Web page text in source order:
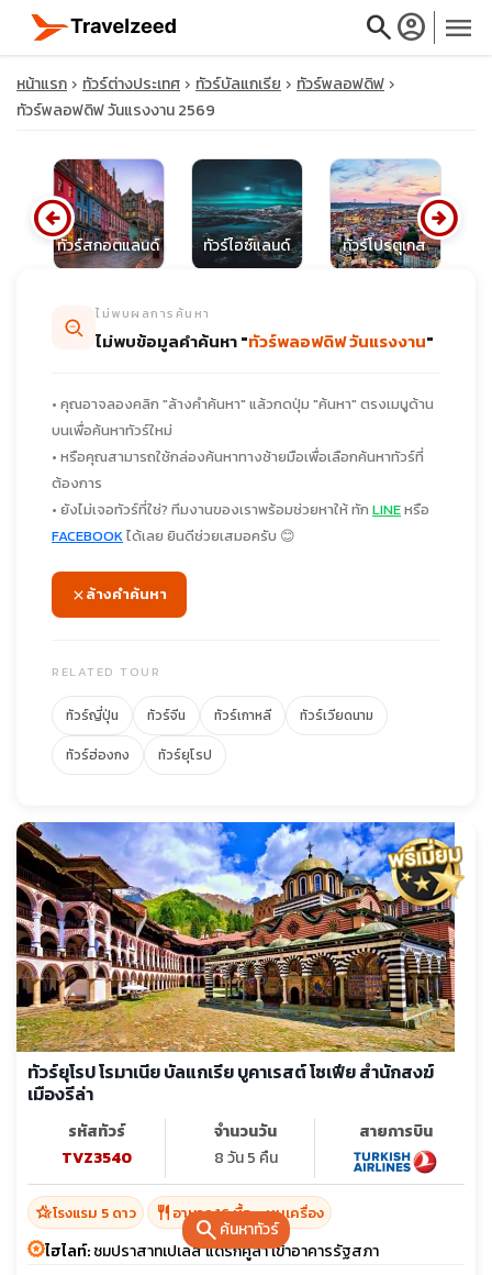
searchaccount_circle menu
close
travel_explore
calendar_month
หน้าแรก ทัวร์ต่างประเทศ ทัวร์บัลแกเรีย
ทัวร์พลอฟดิฟ
ทัวร์พลอฟดิฟ วันแรงงาน 2569
ทัวร์สกอตแลนด์ ทัวร์ไอซ์แลนด์ ทัวร์โปรตุเกส
arrow_circle_left arrow_circle_right
search ค้นหาทัวร์
ไม่พบผลการค้นหา
ไม่พบข้อมูลคำค้นหา "ทัวร์พลอฟดิฟ วันแรงงาน"
• คุณอาจลองคลิก "ล้างคำค้นหา" แล้วกดปุ่ม "ค้นหา" ตรงเมนูด้าน
บนเพื่อค้นหาทัวร์ใหม่
• หรือคุณสามารถใช้กล่องค้นหาทางซ้ายมือเพื่อเลือกค้นหาทัวร์ที่
ต้องการ
• ยังไม่เจอทัวร์ที่ใช่? ทีมงานของเราพร้อมช่วยหาให้ ทัก LINEหรือ
FACEBOOKได้เลย ยินดีช่วยเสมอครับ 😊
ล้างคำค้นหา
RELATED TOUR
ทัวร์ญี่ปุ่น ทัวร์จีน ทัวร์เกาหลี
ทัวร์เวียดนาม
ทัวร์ฮ่องกง
ทัวร์ยุโรป
ทัวร์ยุโรป โรมาเนีย บัลแกเรีย บูคาเรสต์ โซเฟีย สำนักสงฆ์
เมืองรีล่า
รหัสทัวร์
TVZ3540
จำนวนวัน
8 วัน 5 คืน
สายการบิน
hotel_classโรงแรม 5 ดาว restaurant อาหาร 16 มื้อ + บนเครื่อง
ไฮไลท์:ชมปราสาทเปเลส แดรกคูล่า เข้าอาคารรัฐสภา